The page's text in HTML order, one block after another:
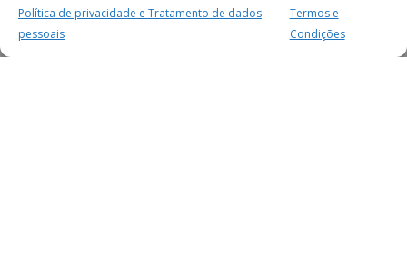
Política de privacidade e Tratamento de dados
pessoais
Termos e
Condições